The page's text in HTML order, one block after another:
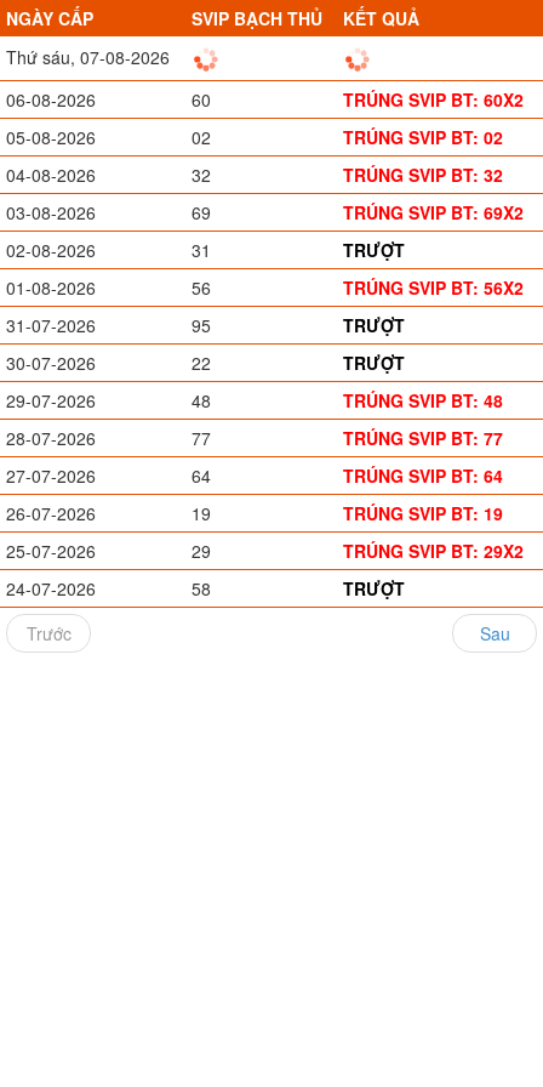
NGÀY CẤP SVIP BẠCH THỦ
KẾT QUẢ
Thứ sáu, 07-08-2026
06-08-2026
60
TRÚNG SVIP BT: 60X2
05-08-2026
02
TRÚNG SVIP BT: 02
04-08-2026
32
TRÚNG SVIP BT: 32
03-08-2026
69
TRÚNG SVIP BT: 69X2
02-08-2026
31
TRƯỢT
01-08-2026
56
TRÚNG SVIP BT: 56X2
31-07-2026
95
TRƯỢT
30-07-2026
22
TRƯỢT
29-07-2026
48
TRÚNG SVIP BT: 48
28-07-2026
77
TRÚNG SVIP BT: 77
27-07-2026
64
TRÚNG SVIP BT: 64
26-07-2026
19
TRÚNG SVIP BT: 19
25-07-2026
29
TRÚNG SVIP BT: 29X2
24-07-2026
58
TRƯỢT
Trước
Sau